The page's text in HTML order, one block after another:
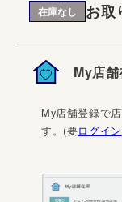
在庫なし お取
My店
My店舗登録で
す。(要ログイン